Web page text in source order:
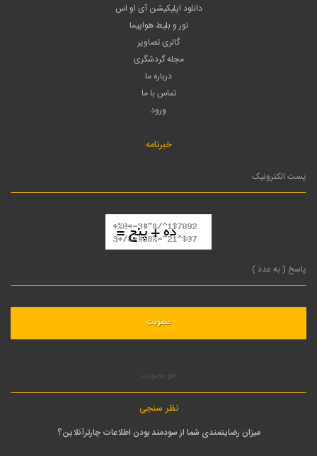
دانلود اپلیکیشن آی او اس
تور و بلیط هواپیما
گالری تصاویر
مجله گردشگری
درباره ما
تماس با ما
ورود
خبرنامه
لغو عضویت
نظر سنجی
میزان رضایتمندی شما از سودمند بودن اطلاعات چارترآنلاین؟